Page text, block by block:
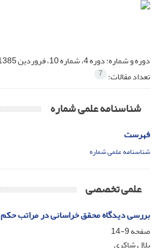
دوره و شماره:دوره 4، شماره 10، فروردین 1385، صفحه 1-64
تعداد مقالات: 7
شناسنامه علمی شماره
فهرست
شناسنامه علمی شماره
علمی تخصصی
بررسی دیدگاه محقق خراسانی در مراتب حکم
صفحه9-14
بلال شاکری